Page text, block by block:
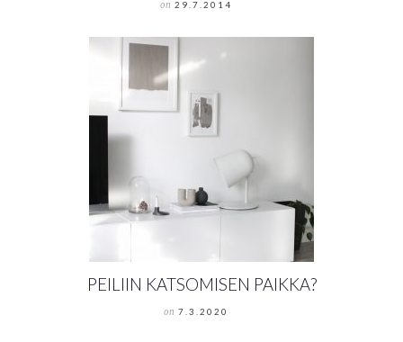
on 29.7.2014
PEILIIN KATSOMISEN PAIKKA?
on 7.3.2020